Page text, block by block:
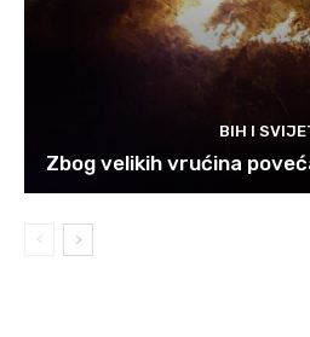
BIH I
Zbog velikih vrućina